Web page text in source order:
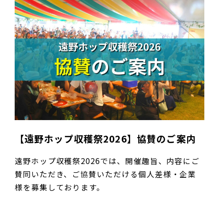
【遠野ホップ収穫祭2026】協賛のご案内
遠野ホップ収穫祭2026では、開催趣旨、内容にご
賛同いただき、ご協賛いただける個人差様・企業
様を募集しております。